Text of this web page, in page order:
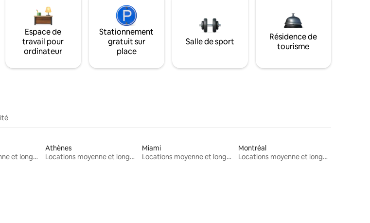
Espace de
travail pour
ordinateur
Stationnement
gratuit sur
place
Salle de sport
Résidence de
tourisme
Locations moyenne et longue durée
Athènes
Locations moyenne et longue durée
Miami
Locations moyenne et longue durée
Montréal
Locations moyenne et longue durée